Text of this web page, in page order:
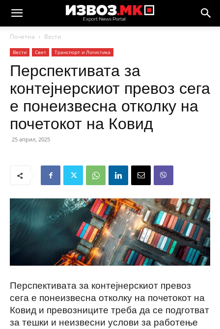
Почетна Вести
Вести Свет Транспорт и Логистика
Перспективата за
контејнерскиот превоз сега
е понеизвесна отколку на
почетокот на Ковид
25 април, 2025
Перспективата за контејнерскиот превоз
сега е понеизвесна отколку на почетокот на
Ковид и превозниците треба да се подготват
за тешки и неизвесни услови за работење